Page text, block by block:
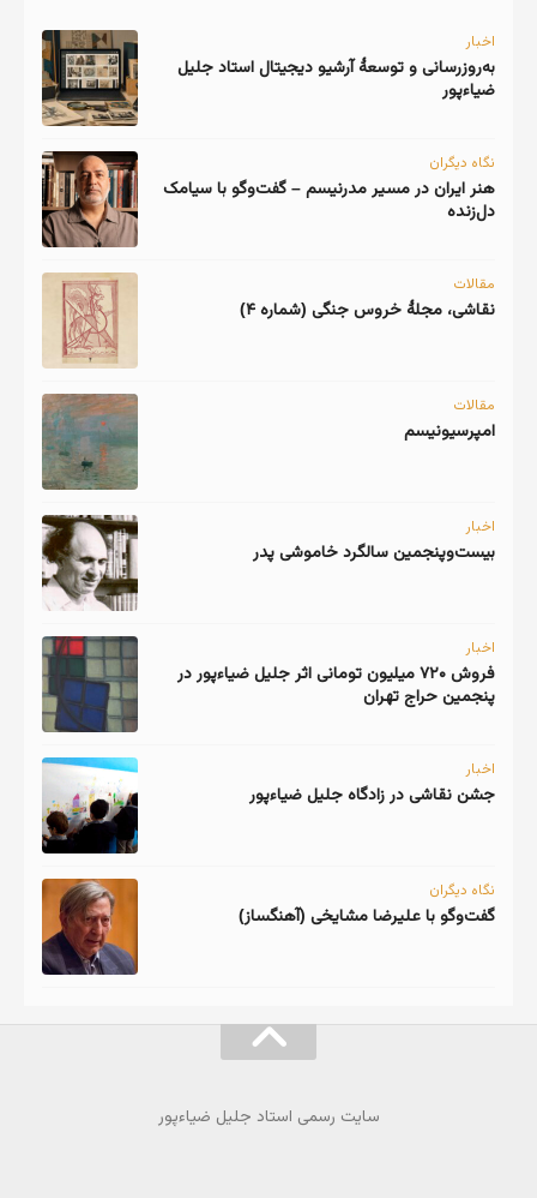
اخبار
به‌روزرسانی و توسعهٔ آرشیو دیجیتال استاد جلیل
ضیاءپور
نگاه دیگران
هنر ایران در مسیر مدرنیسم – گفت‌وگو با سیامک
دل‌زنده
مقالات
نقاشی، مجلهٔ خروس جنگی (شماره ۴)
مقالات
امپرسیونیسم
اخبار
اخبار
فروش ۷۲۰ میلیون تومانی اثر جلیل ضیاءپور در
پنجمین حراج تهران
اخبار
جشن نقاشی در زادگاه جلیل ضیاءپور
نگاه دیگران
گفت‌وگو با علیرضا مشایخی (آهنگساز)
سایت رسمی استاد جلیل ضیاءپور